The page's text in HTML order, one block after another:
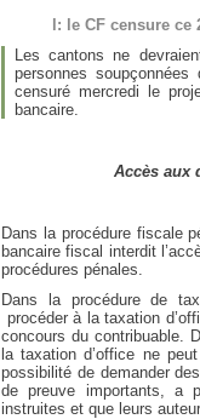
l: le CF censure
Les cantons ne
personnes
censuré mercredi le
bancaire.
Accès aux
Dans la procédure fiscale
bancaire fiscal interdit
procédures pénales.
Dans la procédure de
procéder à la taxation
concours du contribuable.
la taxation d’office ne
possibilité de demander
de preuve importants, a
instruites et que leurs